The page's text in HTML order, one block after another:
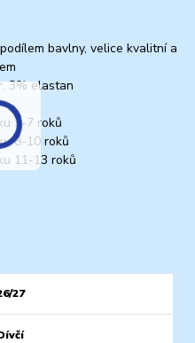
bavlny, velice kvalitní a
3% elastan
5-7 roků
8-10 roků
11-13 roků
27